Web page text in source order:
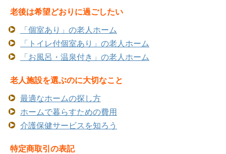
老後は希望どおりに過ごしたい
「個室あり」の老人ホーム
「トイレ付個室あり」の老人ホーム
「お風呂・温泉付き」の老人ホーム
老人施設を選ぶのに大切なこと
最適なホームの探し方
ホームで暮らすための費用
介護保健サービスを知ろう
特定商取引の表記